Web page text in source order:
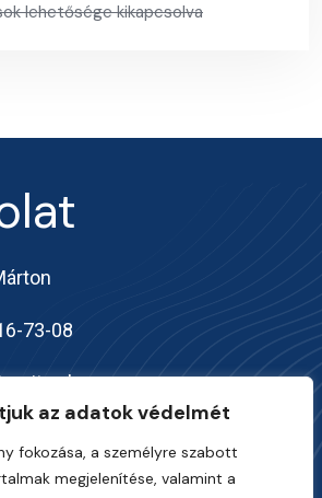
az adatok védelmét
fokozása, a személyre szabott
megjelenítése, valamint a
lehetősége kikapcsolva
73-08